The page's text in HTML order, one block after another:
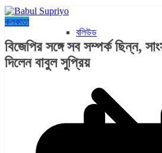
বলিউড
কলকাতা
বিজেপির সঙ্গে সব সম্পর্ক ছিন্ন,
দিলেন বাবুল সুপ্রিয়